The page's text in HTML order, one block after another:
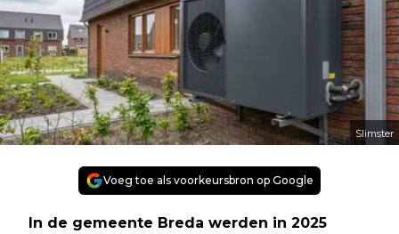
Slimster
Voeg toe als voorkeursbron op Google
In de gemeente Breda werden in 2025